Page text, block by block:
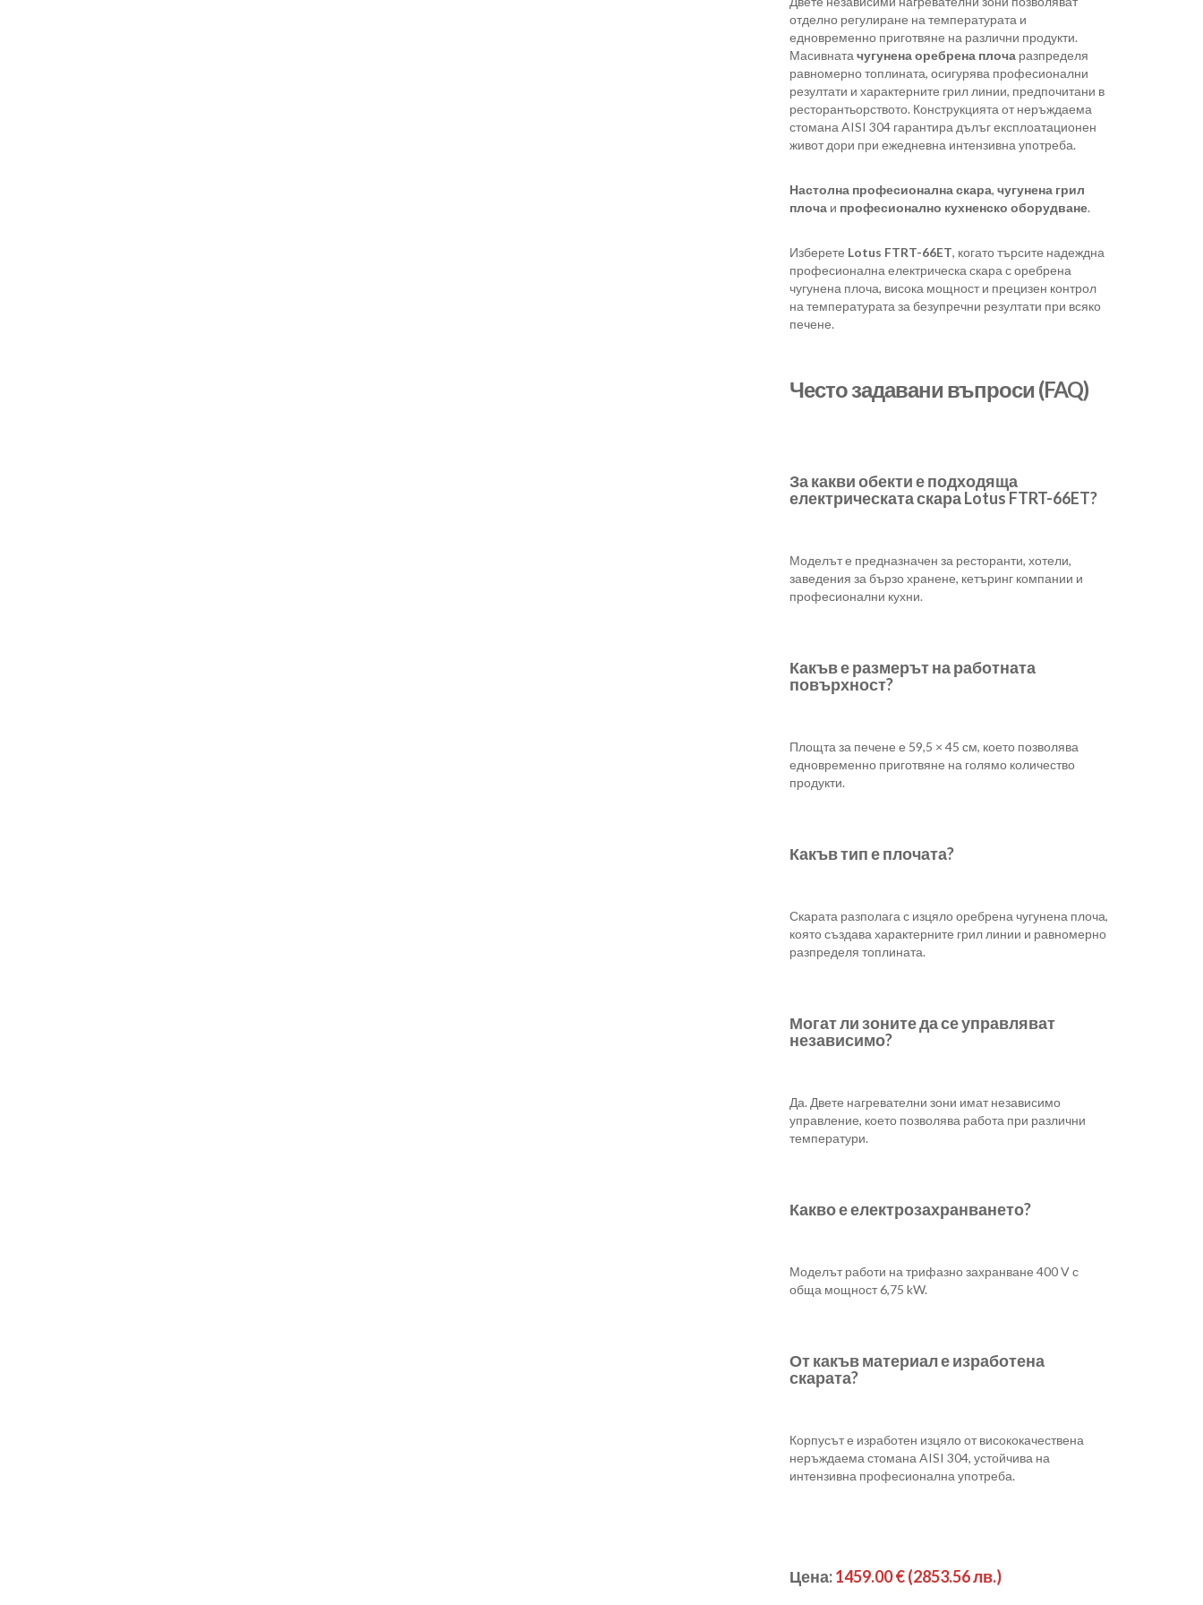
отделно регулиране на температурата и
едновременно приготвяне на различни продукти.
Масивната чугунена оребрена плоча разпределя
равномерно топлината, осигурява професионални
резултати и характерните грил линии, предпочитани в
ресторантьорството. Конструкцията от неръждаема
стомана AISI 304 гарантира дълъг експлоатационен
живот дори при ежедневна интензивна употреба.
Настолна професионална скара, чугунена грил
плоча и професионално кухненско оборудване.
Изберете Lotus FTRT-66ET, когато търсите надеждна
професионална електрическа скара с оребрена
чугунена плоча, висока мощност и прецизен контрол
на температурата за безупречни резултати при всяко
печене.
Често задавани въпроси (FAQ)
За какви обекти е подходяща
електрическата скара Lotus FTRT-66ET?
Моделът е предназначен за ресторанти, хотели,
заведения за бързо хранене, кетъринг компании и
професионални кухни.
Какъв е размерът на работната
повърхност?
Площта за печене е 59,5 × 45 см, което позволява
едновременно приготвяне на голямо количество
продукти.
Какъв тип е плочата?
Скарата разполага с изцяло оребрена чугунена плоча,
която създава характерните грил линии и равномерно
разпределя топлината.
Могат ли зоните да се управляват
независимо?
Да. Двете нагревателни зони имат независимо
управление, което позволява работа при различни
температури.
Какво е електрозахранването?
Моделът работи на трифазно захранване 400 V с
обща мощност 6,75 kW.
От какъв материал е изработена
скарата?
Корпусът е изработен изцяло от висококачествена
неръждаема стомана AISI 304, устойчива на
интензивна професионална употреба.
Цена:1459.00 €(2853.56 лв.)